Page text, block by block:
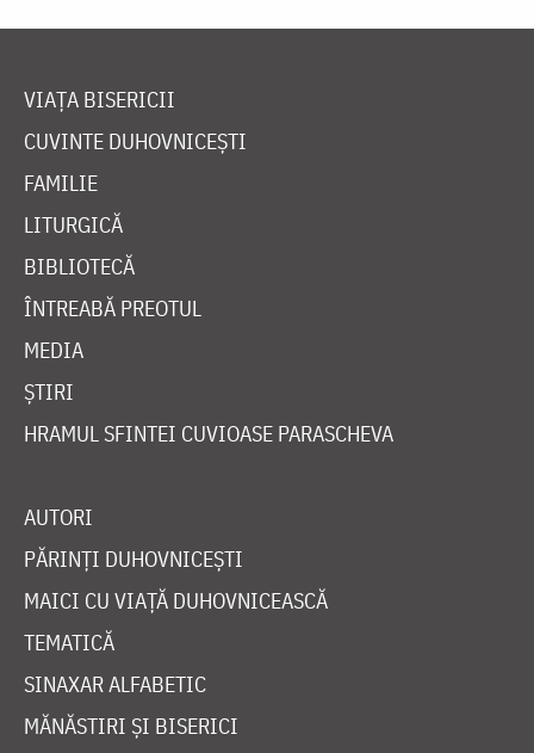
VIAȚA BISERICII
CUVINTE DUHOVNICEȘTI
FAMILIE
LITURGICĂ
BIBLIOTECĂ
ÎNTREABĂ PREOTUL
MEDIA
ȘTIRI
HRAMUL SFINTEI CUVIOASE PARASCHEVA
AUTORI
PĂRINȚI DUHOVNICEȘTI
MAICI CU VIAȚĂ DUHOVNICEASCĂ
TEMATICĂ
SINAXAR ALFABETIC
MĂNĂSTIRI ȘI BISERICI